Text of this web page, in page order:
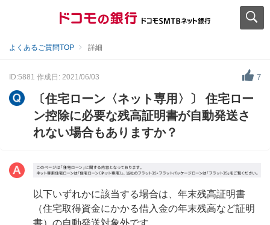
よくあるご質問TOP 詳細
ID:5881 作成日: 2021/06/03 7
〔住宅ローン〈ネット専用〉〕 住宅ロー
ン控除に必要な残高証明書が自動発送さ
れない場合もありますか？
以下いずれかに該当する場合は、年末残高証明書
（住宅取得資金にかかる借入金の年末残高など証明
書）の自動発送対象外です。